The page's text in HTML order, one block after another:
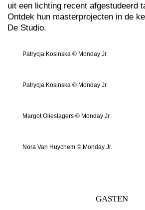
uit een lichting recent afgestudeerd
Ontdek hun masterprojecten in de
De Studio.
Patrycja Kosinska © Monday Jr.
Patrycja Kosinska © Monday Jr.
Margot Olieslagers © Monday Jr.
Nora Van Huychem © Monday Jr.
GASTEN